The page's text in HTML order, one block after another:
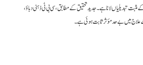
مثبت تبدیلیاں لانا ہے۔ جدید تحقیق کے مطابق، سی بی ٹی ذہنی دباؤ،
علاج میں بے حد مؤثر ثابت ہوئی ہے۔